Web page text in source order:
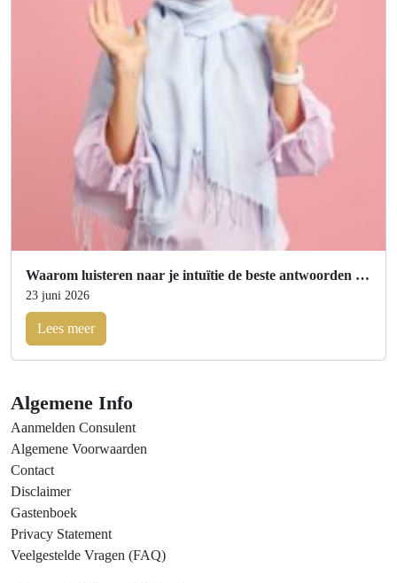
Waarom luisteren naar je intuïtie de beste antwoorden geeft
23 juni 2026
Lees meer
Algemene Info
Aanmelden Consulent
Algemene Voorwaarden
Contact
Disclaimer
Gastenboek
Privacy Statement
Veelgestelde Vragen (FAQ)